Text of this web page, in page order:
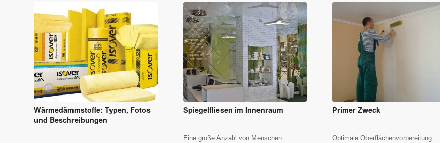
Wärmedämmstoffe: Typen, Fotos
und Beschreibungen
Spiegelfliesen im Innenraum
Eine große Anzahl von Menschen
Primer Zweck
Optimale Oberflächenvorbereitung ...